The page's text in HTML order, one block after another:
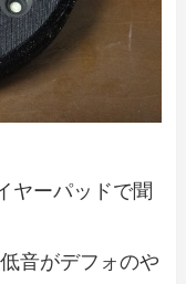
ヤーパッドで聞
音がデフォのや